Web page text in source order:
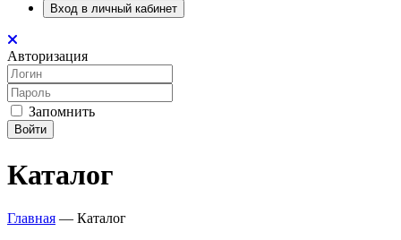
Вход в личный кабинет
Авторизация
Запомнить
Войти
Каталог
Главная — Каталог